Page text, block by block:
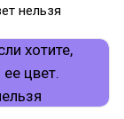
нельзя